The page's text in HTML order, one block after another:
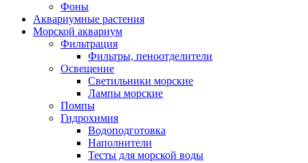
Фоны
Аквариумные растения
Морской аквариум
Фильтрация
Фильтры, пеноотделители
Освещение
Светильники морские
Лампы морские
Помпы
Гидрохимия
Водоподготовка
Наполнители
Тесты для морской воды